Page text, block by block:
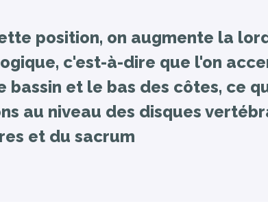
position, on augmente la
c'est-à-dire que l'on
bassin et le bas des côtes, ce
au niveau des disques
et du sacrum